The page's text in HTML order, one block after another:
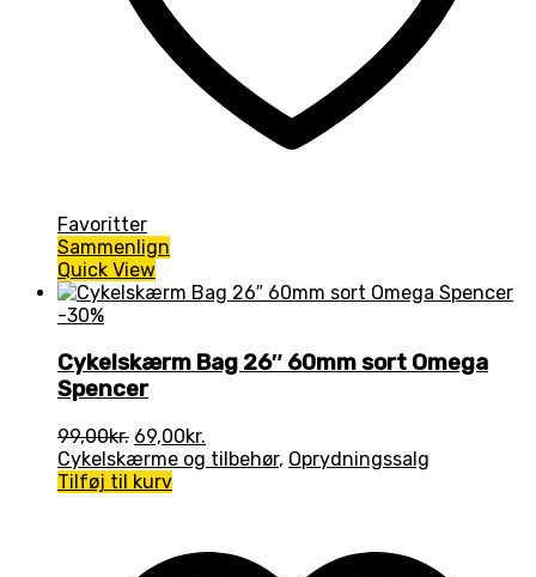
Favoritter
Sammenlign
Quick View
-30%
Cykelskærm Bag 26″ 60mm sort Omega
Spencer
99,00kr. Den
oprindelige
pris
69,00kr.
aktuelle
Cykelskærme og tilbehør, Oprydningssalg
Tilføj til kurv